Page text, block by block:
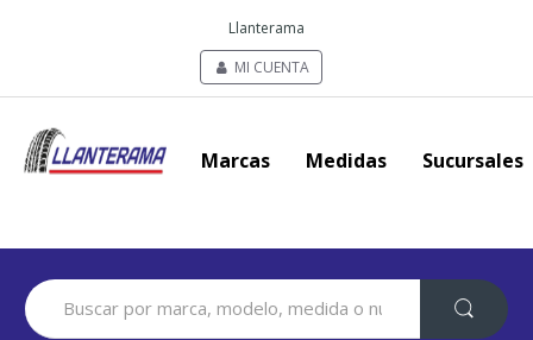
Llanterama
MI CUENTA
Marcas Medidas Sucursales
Search
for: